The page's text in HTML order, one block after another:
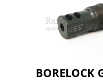
BORELOCK